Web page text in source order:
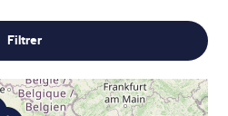
Filtrer